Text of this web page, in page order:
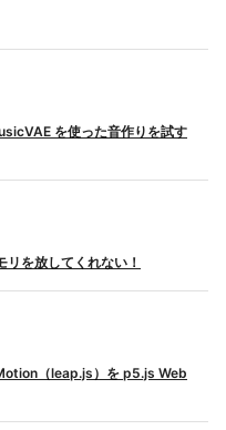
を使った音作りを試す
を放してくれない！
（leap.js）を p5.js Web